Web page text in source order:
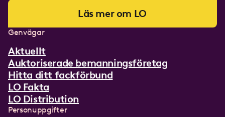
Läs mer om LO
Genvägar
Aktuellt
Auktoriserade bemanningsföretag
Hitta ditt fackförbund
LO Fakta
LO Distribution
Personuppgifter